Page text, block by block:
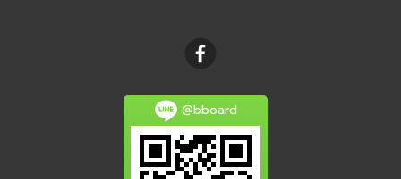
@bboard